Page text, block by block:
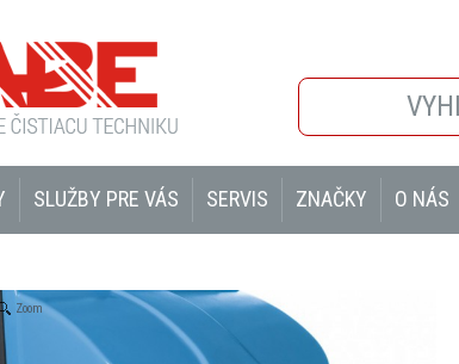
SLUŽBY PRE VÁS SERVIS ZNAČKY O NÁS
Zoom